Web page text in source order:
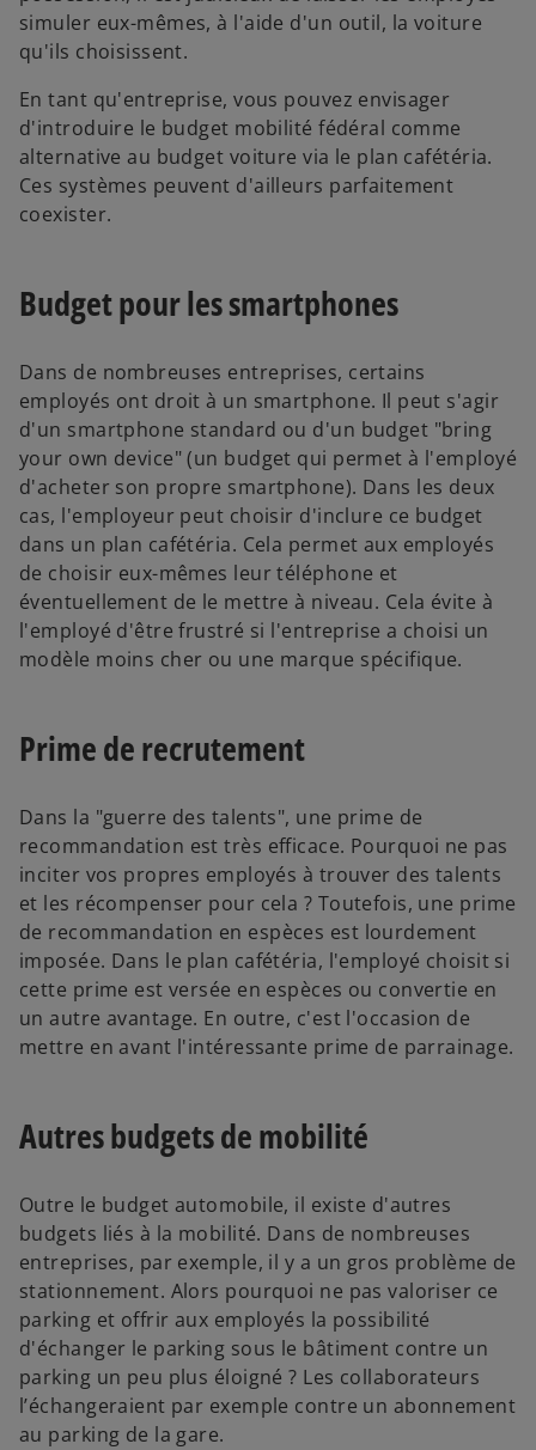
simuler eux-mêmes, à l'aide d'un outil, la voiture
qu'ils choisissent.
En tant qu'entreprise, vous pouvez envisager
d'introduire le budget mobilité fédéral comme
alternative au budget voiture via le plan cafétéria.
Ces systèmes peuvent d'ailleurs parfaitement
coexister.
Budget pour les smartphones
Dans de nombreuses entreprises, certains
employés ont droit à un smartphone. Il peut s'agir
d'un smartphone standard ou d'un budget "bring
your own device" (un budget qui permet à l'employé
d'acheter son propre smartphone). Dans les deux
cas, l'employeur peut choisir d'inclure ce budget
dans un plan cafétéria. Cela permet aux employés
de choisir eux-mêmes leur téléphone et
éventuellement de le mettre à niveau. Cela évite à
l'employé d'être frustré si l'entreprise a choisi un
modèle moins cher ou une marque spécifique.
Prime de recrutement
Dans la "guerre des talents", une prime de
recommandation est très efficace. Pourquoi ne pas
inciter vos propres employés à trouver des talents
et les récompenser pour cela ? Toutefois, une prime
de recommandation en espèces est lourdement
imposée. Dans le plan cafétéria, l'employé choisit si
cette prime est versée en espèces ou convertie en
un autre avantage. En outre, c'est l'occasion de
mettre en avant l'intéressante prime de parrainage.
Autres budgets de mobilité
Outre le budget automobile, il existe d'autres
budgets liés à la mobilité. Dans de nombreuses
entreprises, par exemple, il y a un gros problème de
stationnement. Alors pourquoi ne pas valoriser ce
parking et offrir aux employés la possibilité
d'échanger le parking sous le bâtiment contre un
parking un peu plus éloigné ? Les collaborateurs
l’échangeraient par exemple contre un abonnement
au parking de la gare.